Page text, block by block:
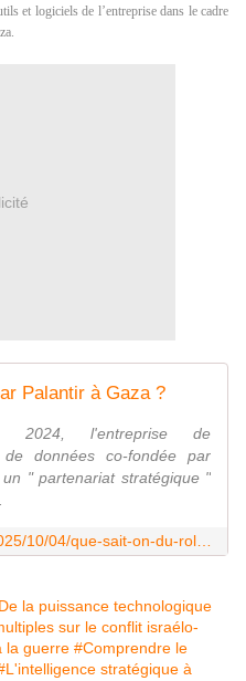
et logiciels de l’entreprise dans le cadre
Palantir à Gaza ?
2024, l'entreprise de
données co-fondée par
" partenariat stratégique "
la puissance technologique
sur le conflit israélo-
la guerre #Comprendre le
stratégique à